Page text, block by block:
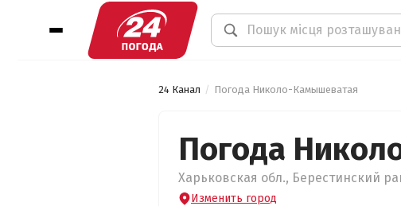
24 Канал Погода Николо-Камышеватая
Погода
Харьковская обл., Берестинский
Изменить город